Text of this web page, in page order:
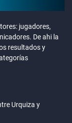
jugadores,
De ahi la
resultados y
Urquiza y